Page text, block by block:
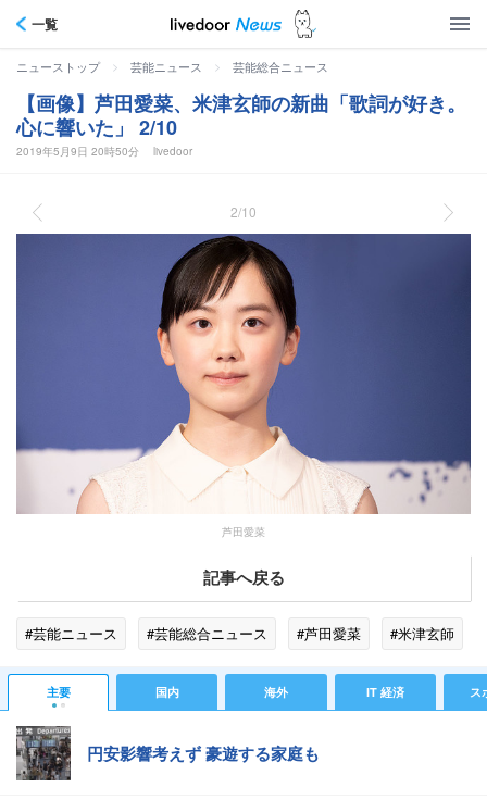
一覧
ニューストップ > 芸能ニュース > 芸能総合ニュース
【画像】芦田愛菜、米津玄師の新曲「歌詞が好き。
心に響いた」 2/10
2019年5月9日 20時50分 livedoor
2/10
芦田愛菜
記事へ戻る
#芸能ニュース #芸能総合ニュース #芦田愛菜 #米津玄師
主要 国内 海外 IT 経済 ス
円安影響考えず 豪遊する家庭も